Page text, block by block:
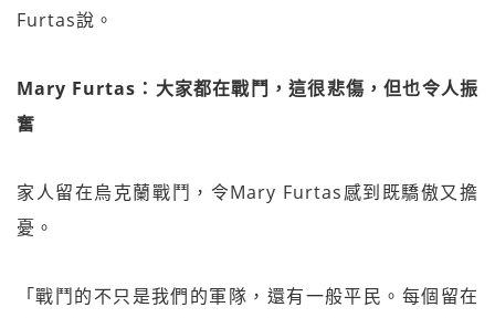
Furtas說。
Mary Furtas：大家都在戰鬥，這很悲傷，但也令人振
奮
家人留在烏克蘭戰鬥，令Mary Furtas感到既驕傲又擔
憂。
「戰鬥的不只是我們的軍隊，還有一般平民。每個留在